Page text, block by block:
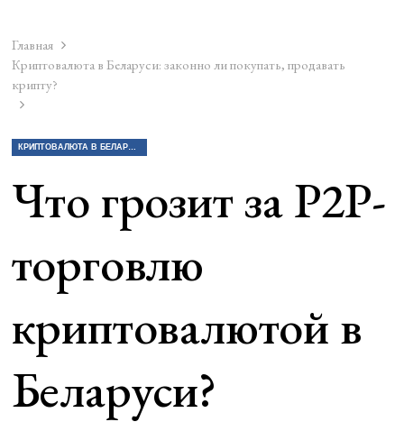
Главная
Криптовалюта в Беларуси: законно ли покупать, продавать
крипту?
КРИПТОВАЛЮТА В БЕЛАРУСИ: ЗАКОННО ЛИ ПОКУПАТЬ, ПРОДАВАТЬ КРИПТУ?
Что грозит за P2P-
торговлю
криптовалютой в
Беларуси?